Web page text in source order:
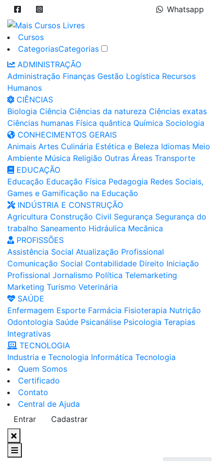
Whatsapp
Cursos
CategoriasCategorias
ADMINISTRAÇÃO
Administração Finanças Gestão Logística Recursos
Humanos
CIÊNCIAS
Biologia Ciência Ciências da natureza Ciências exatas
Ciências humanas Física quântica Química Sociologia
CONHECIMENTOS GERAIS
Animais Artes Culinária Estética e Beleza Idiomas Meio
Ambiente Música Religião Outras Áreas Transporte
EDUCAÇÃO
Educação Educação Física Pedagogia Redes Sociais,
Games e Gamificação na Educação
INDÚSTRIA E CONSTRUÇÃO
Agricultura Construção Civil Segurança Segurança do
trabalho Saneamento Hidráulica Mecânica
PROFISSÕES
Assistência Social Atualização Profissional
Comunicação Social Contabilidade Direito Iniciação
Profissional Jornalismo Política Telemarketing
Marketing Turismo Veterinária
SAÚDE
Enfermagem Esporte Farmácia Fisioterapia Nutrição
Odontologia Saúde Psicanálise Psicologia Terapias
Integrativas
TECNOLOGIA
Industria e Tecnologia Informática Tecnologia
Quem Somos
Certificado
Contato
Central de Ajuda
Entrar
Cadastrar